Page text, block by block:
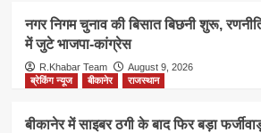
नगर निगम चुनाव की बिसात बिछनी शुरू,
में जुटे भाजपा-कांग्रेस
R.Khabar Team
August 9, 2026
ब्रेकिंग न्यूज
बीकानेर राजस्थान
बीकानेर में साइबर ठगी के बाद फिर बड़ा